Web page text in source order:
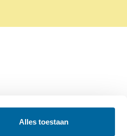
Alles toestaan